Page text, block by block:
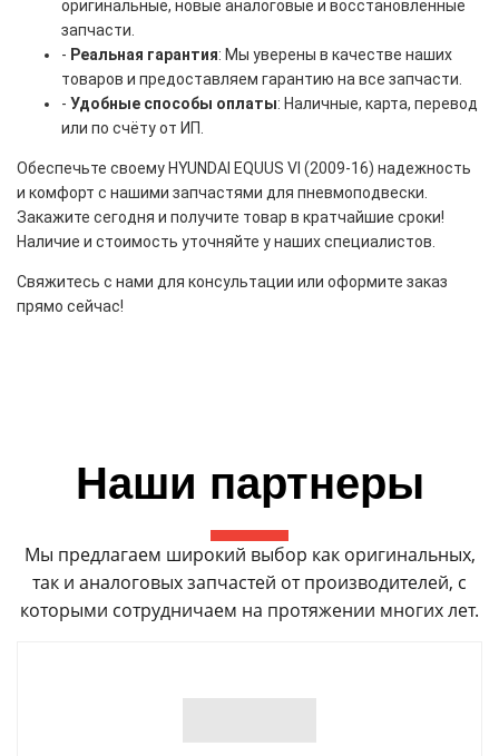
оригинальные, новые аналоговые и восстановленные
запчасти.
- Реальная гарантия: Мы уверены в качестве наших
товаров и предоставляем гарантию на все запчасти.
- Удобные способы оплаты: Наличные, карта, перевод
или по счёту от ИП.
Обеспечьте своему HYUNDAI EQUUS VI (2009-16) надежность
и комфорт с нашими запчастями для пневмоподвески.
Закажите сегодня и получите товар в кратчайшие сроки!
Наличие и стоимость уточняйте у наших специалистов.
Свяжитесь с нами для консультации или оформите заказ
прямо сейчас!
Наши партнеры
Мы предлагаем широкий выбор как оригинальных,
так и аналоговых запчастей от производителей, с
которыми сотрудничаем на протяжении многих лет.